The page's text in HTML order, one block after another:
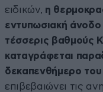
ειδικών, η
εντυπωσιακή άνοδο
τέσσερις βαθμούς
καταγράφεται
δεκαπενθήμερο του
επιβεβαιώνει τις